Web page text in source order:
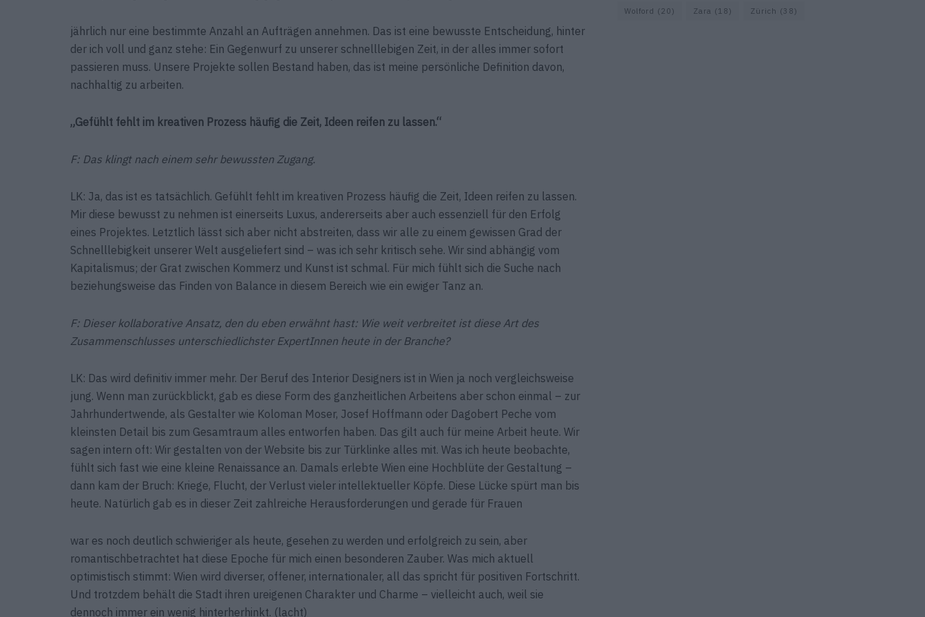
jährlich nur eine bestimmte Anzahl an Aufträgen annehmen. Das ist eine bewusste Entscheidung, hinter
der ich voll und ganz stehe: Ein Gegenwurf zu unserer schnelllebigen Zeit, in der alles immer sofort
passieren muss. Unsere Projekte sollen Bestand haben, das ist meine persönliche Definition davon,
nachhaltig zu arbeiten.
„Gefühlt fehlt im kreativen Prozess häufig die Zeit, Ideen reifen zu lassen.“
F: Das klingt nach einem sehr bewussten Zugang.
LK: Ja, das ist es tatsächlich. Gefühlt fehlt im kreativen Prozess häufig die Zeit, Ideen reifen zu lassen.
Mir diese bewusst zu nehmen ist einerseits Luxus, andererseits aber auch essenziell für den Erfolg
eines Projektes. Letztlich lässt sich aber nicht abstreiten, dass wir alle zu einem gewissen Grad der
Schnelllebigkeit unserer Welt ausgeliefert sind – was ich sehr kritisch sehe. Wir sind abhängig vom
Kapitalismus; der Grat zwischen Kommerz und Kunst ist schmal. Für mich fühlt sich die Suche nach
beziehungsweise das Finden von Balance in diesem Bereich wie ein ewiger Tanz an.
F: Dieser kollaborative Ansatz, den du eben erwähnt hast: Wie weit verbreitet ist diese Art des
Zusammenschlusses unterschiedlichster ExpertInnen heute in der Branche?
LK: Das wird definitiv immer mehr. Der Beruf des Interior Designers ist in Wien ja noch vergleichsweise
jung. Wenn man zurückblickt, gab es diese Form des ganzheitlichen Arbeitens aber schon einmal – zur
Jahrhundertwende, als Gestalter wie Koloman Moser, Josef Hoffmann oder Dagobert Peche vom
kleinsten Detail bis zum Gesamtraum alles entworfen haben. Das gilt auch für meine Arbeit heute. Wir
sagen intern oft: Wir gestalten von der Website bis zur Türklinke alles mit. Was ich heute beobachte,
fühlt sich fast wie eine kleine Renaissance an. Damals erlebte Wien eine Hochblüte der Gestaltung –
dann kam der Bruch: Kriege, Flucht, der Verlust vieler intellektueller Köpfe. Diese Lücke spürt man bis
heute. Natürlich gab es in dieser Zeit zahlreiche Herausforderungen und gerade für Frauen
war es noch deutlich schwieriger als heute, gesehen zu werden und erfolgreich zu sein, aber
romantischbetrachtet hat diese Epoche für mich einen besonderen Zauber. Was mich aktuell
optimistisch stimmt: Wien wird diverser, offener, internationaler, all das spricht für positiven Fortschritt.
Und trotzdem behält die Stadt ihren ureigenen Charakter und Charme – vielleicht auch, weil sie
dennoch immer ein wenig hinterherhinkt. (lacht)
Wolford (20) Zara (18) Zürich (38)